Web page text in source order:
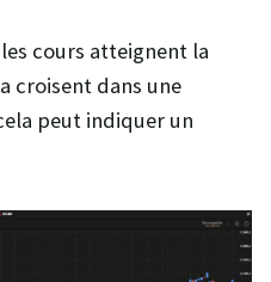
cours atteignent la
croisent dans une
peut indiquer un